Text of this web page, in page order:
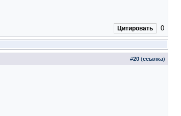
Цитировать 0
#20 (ссылка)